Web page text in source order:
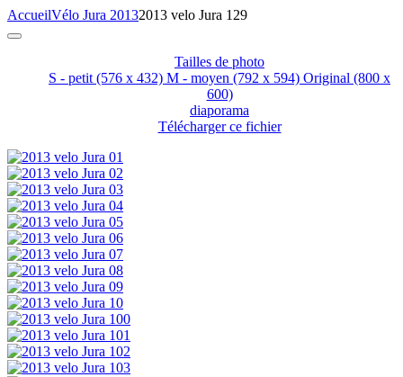
AccueilVélo Jura 20132013 velo Jura 129
Tailles de photo
S - petit (576 x 432) M - moyen (792 x 594) Original (800 x
600)
diaporama
Télécharger ce fichier